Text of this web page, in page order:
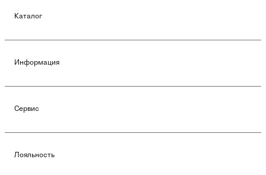
Каталог
Информация
Сервис
Лояльность